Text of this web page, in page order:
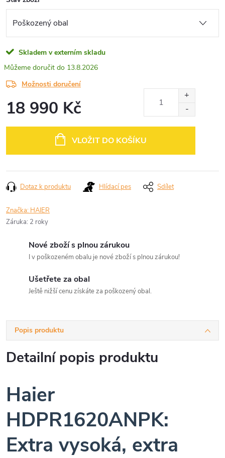
Skladem v externím skladu
13.8.2026
Možnosti doručení
18 990 Kč
VLOŽIT DO KOŠÍKU
Dotaz k produktu Hlídací pes Sdílet
Značka: HAIER
Záruka: 2 roky
Nové zboží s plnou zárukou
I v poškozeném obalu je nové zboží s plnou zárukou!
Ušetřete za obal
Ještě nižší cenu získáte za poškozený obal.
Popis produktu
Detailní popis produktu
Haier
HDPR1620ANPK:
Extra vysoká, extra